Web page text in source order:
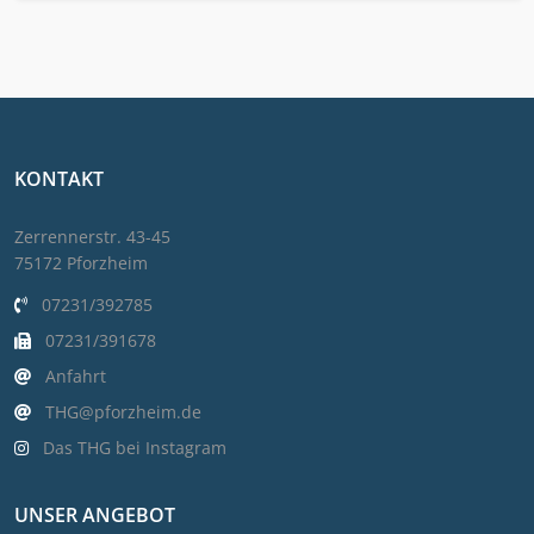
KONTAKT
Zerrennerstr. 43-45
75172 Pforzheim
07231/392785
07231/391678
Anfahrt
THG@pforzheim.de
Das THG bei Instagram
UNSER ANGEBOT